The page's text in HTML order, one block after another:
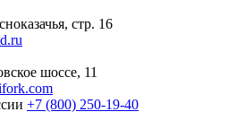
стр. 16
шоссе, 11
+7 (800) 250-19-40